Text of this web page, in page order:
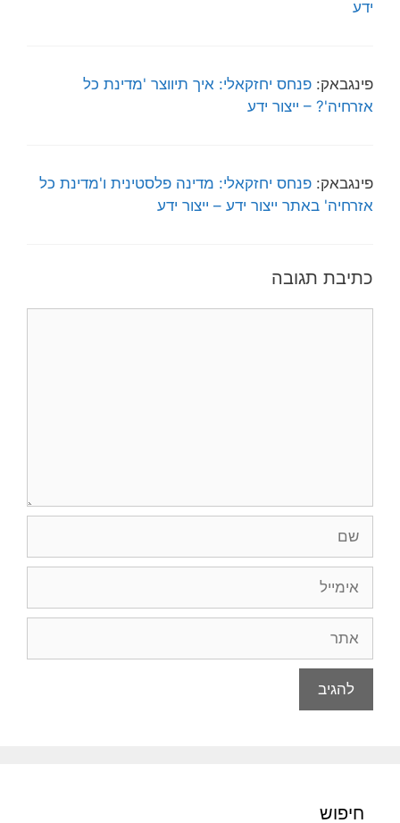
ידע
פינגבאק: פנחס יחזקאלי: איך תיווצר 'מדינת כל
אזרחיה'? – ייצור ידע
פינגבאק: פנחס יחזקאלי: מדינה פלסטינית ו'מדינת כל
אזרחיה' באתר ייצור ידע – ייצור ידע
כתיבת תגובה
חיפוש